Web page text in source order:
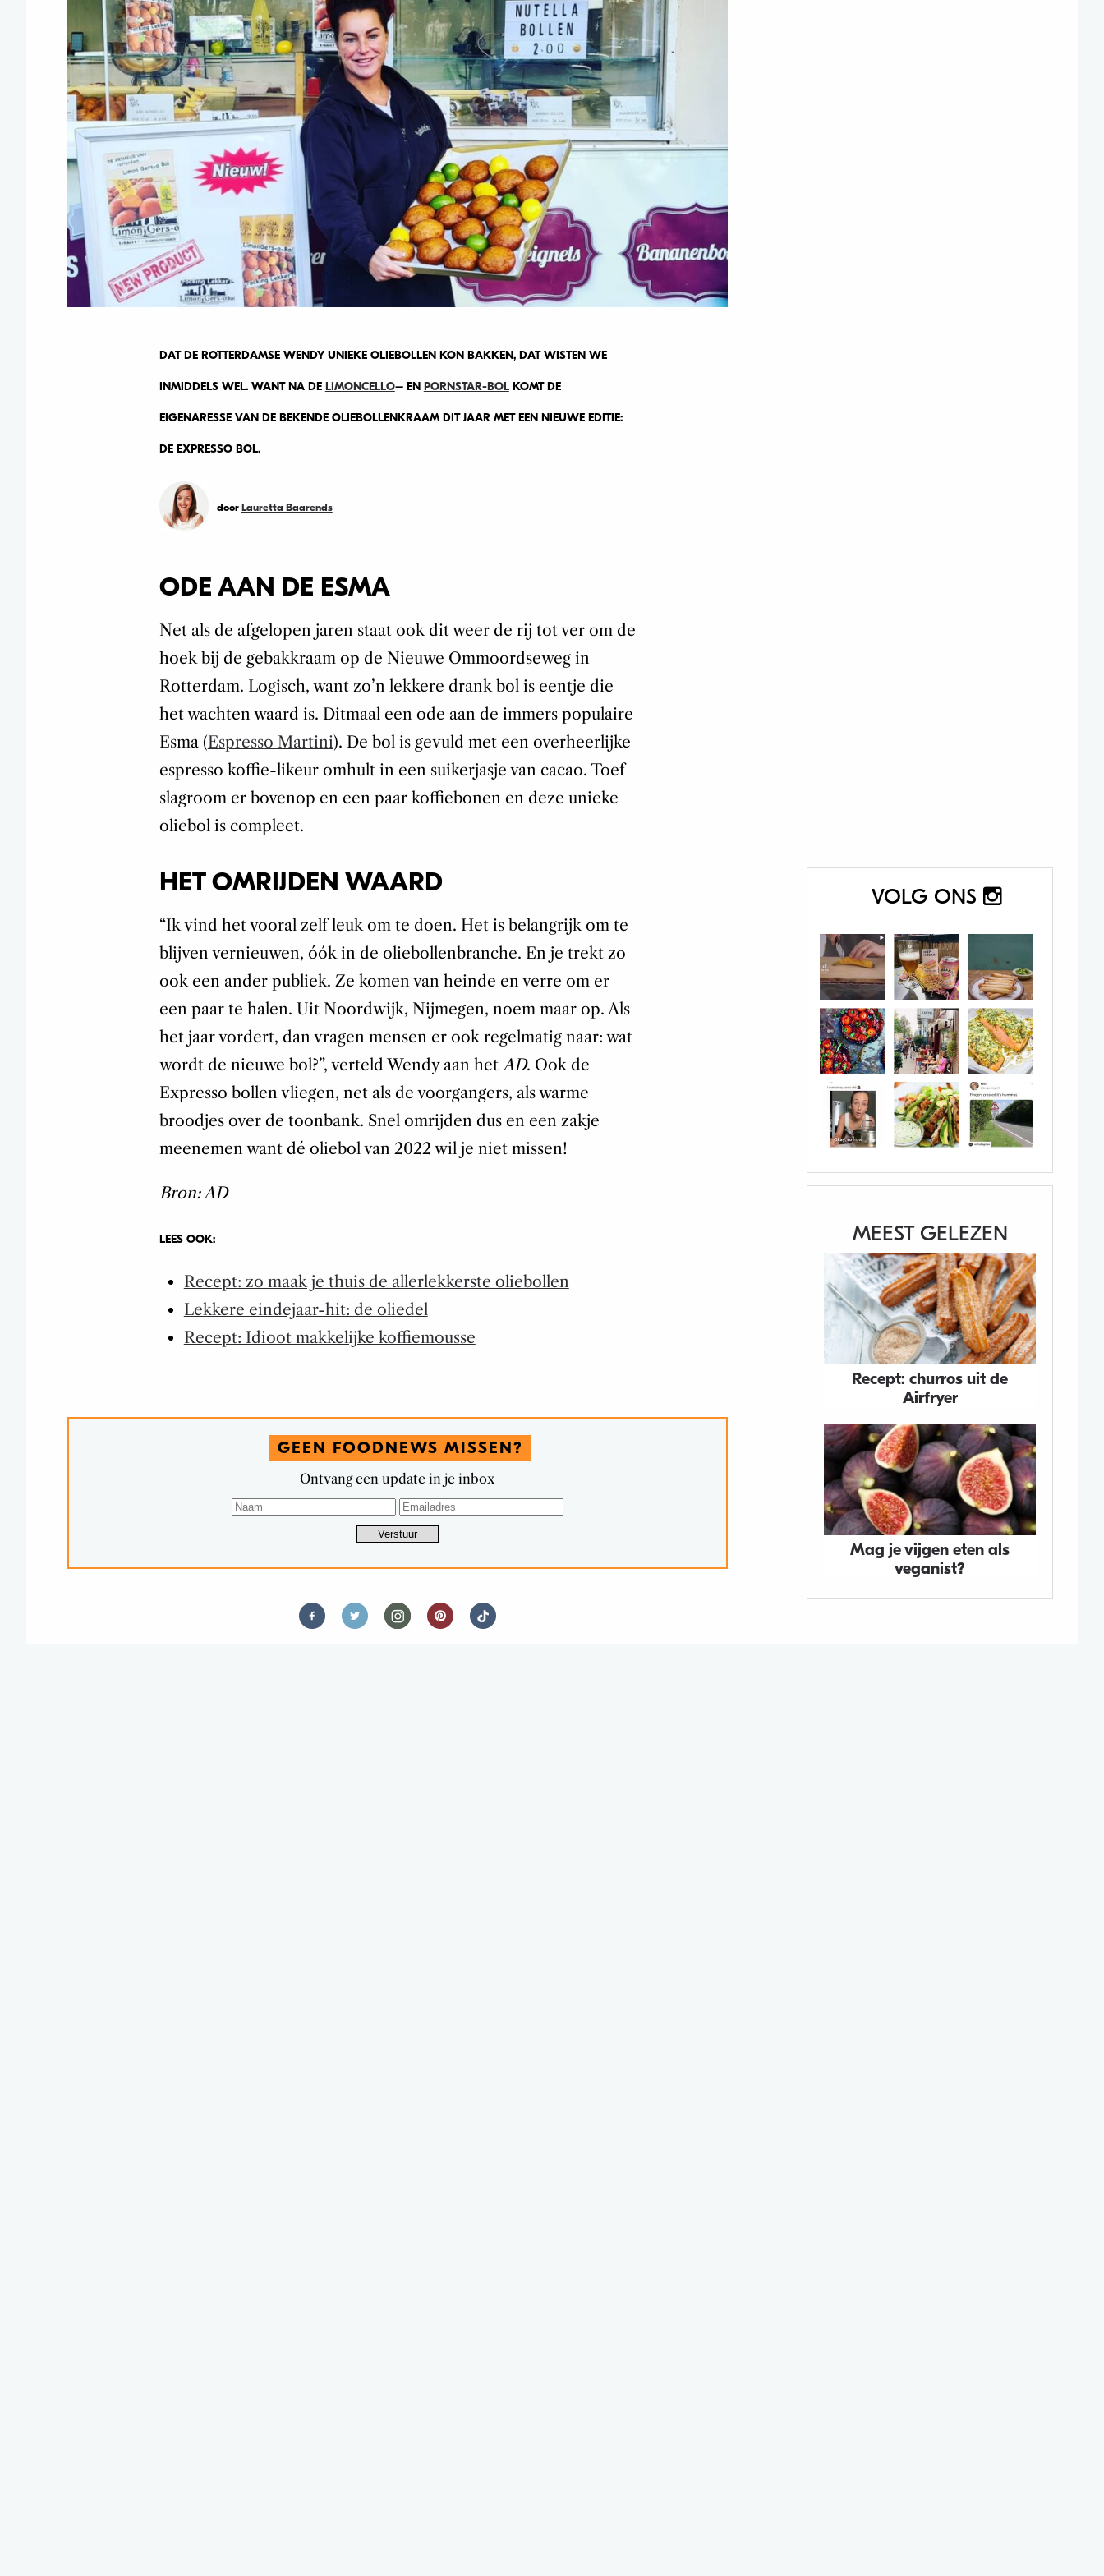
VOLG ONS
MEEST GELEZEN
Recept: churros uit de
Airfryer
Mag je vijgen eten als
veganist?
DAT DE ROTTERDAMSE WENDY UNIEKE OLIEBOLLEN KON BAKKEN, DAT WISTEN WE
INMIDDELS WEL. WANT NA DE LIMONCELLO– EN PORNSTAR-BOLKOMT DE
EIGENARESSE VAN DE BEKENDE OLIEBOLLENKRAAM DIT JAAR MET EEN NIEUWE EDITIE:
DE EXPRESSO BOL.
door Lauretta Baarends
ODE AAN DE ESMA
Net als de afgelopen jaren staat ook dit weer de rij tot ver om de
hoek bij de gebakkraam op de Nieuwe Ommoordseweg in
Rotterdam. Logisch, want zo’n lekkere drank bol is eentje die
het wachten waard is. Ditmaal een ode aan de immers populaire
Esma (Espresso Martini). De bol is gevuld met een overheerlijke
espresso koffie-likeur omhult in een suikerjasje van cacao. Toef
slagroom er bovenop en een paar koffiebonen en deze unieke
oliebol is compleet.
HET OMRIJDEN WAARD
“Ik vind het vooral zelf leuk om te doen. Het is belangrijk om te
blijven vernieuwen, óók in de oliebollenbranche. En je trekt zo
ook een ander publiek. Ze komen van heinde en verre om er
een paar te halen. Uit Noordwijk, Nijmegen, noem maar op. Als
het jaar vordert, dan vragen mensen er ook regelmatig naar: wat
wordt de nieuwe bol?”, verteld Wendy aan hetAD. Ook de
Expresso bollen vliegen, net als de voorgangers, als warme
broodjes over de toonbank. Snel omrijden dus en een zakje
meenemen want dé oliebol van 2022 wil je niet missen!
Bron: AD
LEES OOK:
Recept: zo maak je thuis de allerlekkerste oliebollen
Lekkere eindejaar-hit: de oliedel
Recept: Idioot makkelijke koffiemousse
GEEN FOODNEWS MISSEN?
Ontvang een update in je inbox